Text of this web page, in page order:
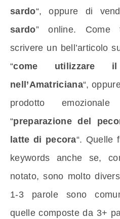
sardo“, oppure di
sardo” online. Come
scrivere un bell’articolo
“come utilizzare
nell’Amatriciana“,
prodotto
“preparazione del
latte di pecora“. Quelle
keywords anche se,
notato, sono molto
1-3 parole sono
quelle composte da 3+